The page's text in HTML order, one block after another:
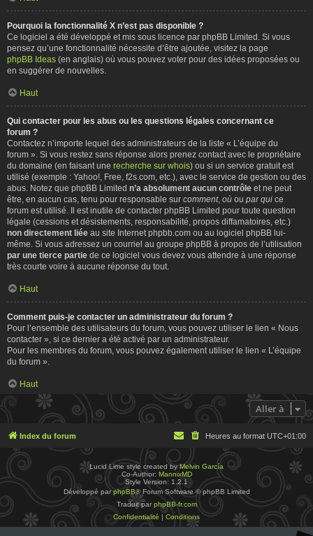
Pourquoi la fonctionnalité X n’est pas disponible ?
Ce logiciel a été développé et mis sous licence par phpBB Limited. Si vous
pensez qu’une fonctionnalité nécessite d’être ajoutée, visitez la page
phpBB Ideas (en anglais) où vous pouvez voter pour des idées proposées ou
en suggérer de nouvelles.
Haut
Qui contacter pour les abus ou les questions légales concernant ce
forum ?
Contactez n’importe lequel des administrateurs de la liste « L’équipe du
forum ». Si vous restez sans réponse alors prenez contact avec le propriétaire
du domaine (en faisant une recherche sur whois) ou si un service gratuit est
utilisé (exemple : Yahoo!, Free, f2s.com, etc.), avec le service de gestion ou des
abus. Notez que phpBB Limited n’a absolument aucun contrôle et ne peut
être, en aucun cas, tenu pour responsable sur comment, où ou par qui ce
forum est utilisé. Il est inutile de contacter phpBB Limited pour toute question
légale (cessions et désistements, responsabilité, propos diffamatoires, etc.)
non directement liée au site Internet phpbb.com ou au logiciel phpBB lui-
même. Si vous adressez un courriel au groupe phpBB à propos de l’utilisation
par une tierce partie de ce logiciel vous devez vous attendre à une réponse
très courte voire à aucune réponse du tout.
Haut
Comment puis-je contacter un administrateur du forum ?
Pour l’ensemble des utilisateurs du forum, vous pouvez utiliser le lien « Nous
contacter », si ce dernier a été activé par un administrateur.
Pour les membres du forum, vous pouvez également utiliser le lien « L’équipe
du forum ».
Haut
Aller à
Index du forum Heures au format UTC+01:00
Lucid Lime style created byMelvin García
Co-Author: MannixMD
Style Version: 1.2.1
Développé parphpBB® Forum Software © phpBB Limited
Traduit par phpBB-fr.com
Confidentialité | Conditions